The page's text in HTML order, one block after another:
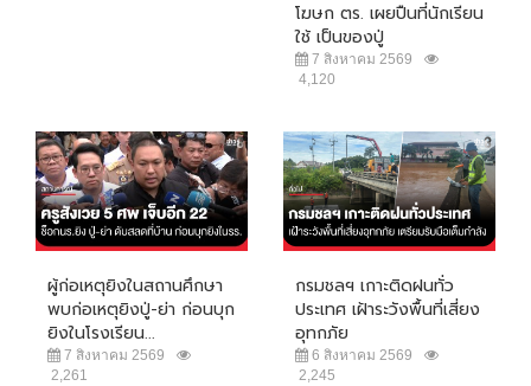
โฆษก ตร. เผยปืนที่นักเรียน
ใช้ เป็นของปู่
7 สิงหาคม 2569
4,120
ผู้ก่อเหตุยิงในสถานศึกษา
พบก่อเหตุยิงปู่-ย่า ก่อนบุก
ยิงในโรงเรียน...
7 สิงหาคม 2569
2,261
กรมชลฯ เกาะติดฝนทั่ว
ประเทศ เฝ้าระวังพื้นที่เสี่ยง
อุทกภัย
6 สิงหาคม 2569
2,245